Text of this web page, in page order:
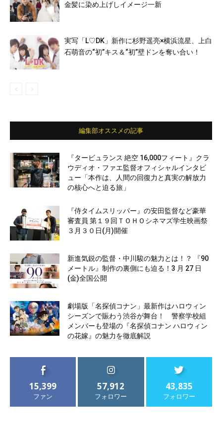
金髪に染め上げしイメージ一新
実写「L♡DK」新作に杉野遥亮×横浜流星、上白
石萌音の“初”キス＆“初”壁ドンを奪い合い！
編集部オススメの記事
『タービュランス 絶空 16,000フィート』クラ
ウディオ・ファエ監督オフィシャルインタビ
ュー「本作は、人間の回復力と真実の解放力
の核心へと迫る旅」
『侍タイムスリッパー』の安田監督など豪華
審査員 第１９回ＴＯＨＯシネマズ学生映画祭
３月３０日(月)開催
新進気鋭の監督・中川駿の魅力とは！？ 『90
メートル』制作の裏側にも迫る！3 月 27 日
(金)全国公開
劇場版「名探偵コナン」最新作はハロウィン
シーズンで賑わう渋谷が舞台！ 警察学校組
メンバーも登場の『名探偵コナン ハロウィン
の花嫁』の魅力を徹底解説
15,399
ファン
57,912
フォロワー
43,835
フォロワー